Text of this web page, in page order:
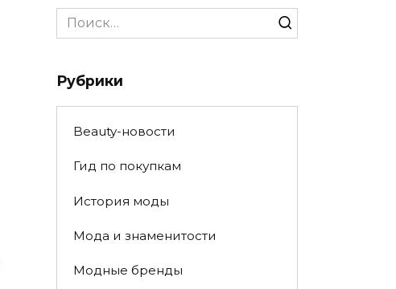
Search
for:
Рубрики
Beauty-новости
Гид по покупкам
История моды
Мода и знаменитости
Модные бренды